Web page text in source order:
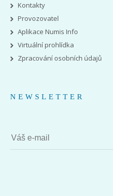
Kontakty
Provozovatel
Aplikace Numis Info
Virtuální prohlídka
Zpracování osobních údajů
NEWSLETTER